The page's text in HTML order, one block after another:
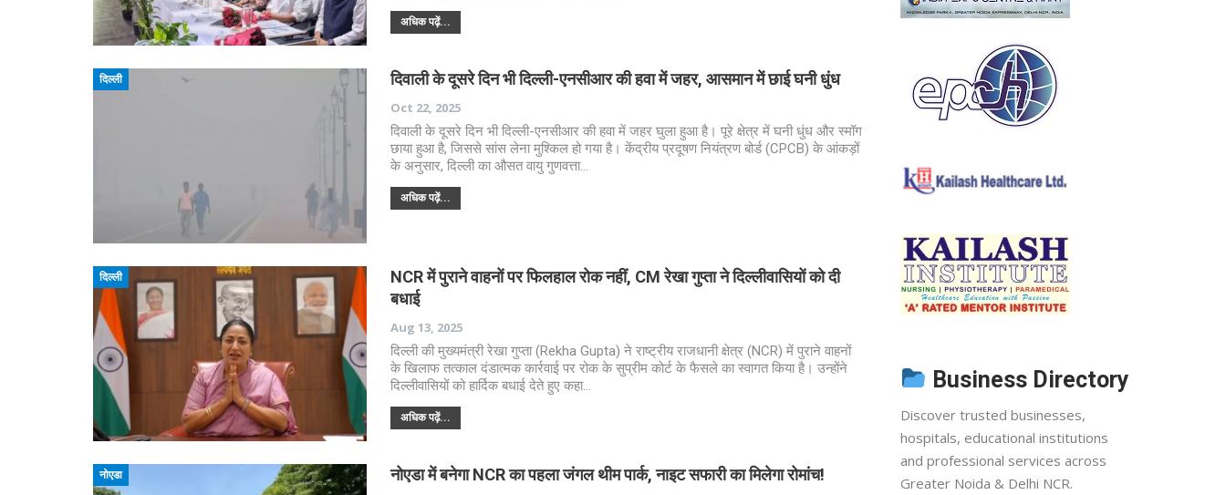
अधिक पढ़ें...
दिल्ली दिवाली के दूसरे दिन भी दिल्ली-एनसीआर की हवा में जहर, आसमान में छाई घनी धुंध
Oct 22, 2025
दिवाली के दूसरे दिन भी दिल्ली-एनसीआर की हवा में जहर घुला हुआ है। पूरे क्षेत्र में घनी धुंध और स्मॉग
छाया हुआ है, जिससे सांस लेना मुश्किल हो गया है। केंद्रीय प्रदूषण नियंत्रण बोर्ड (CPCB) के आंकड़ों
के अनुसार, दिल्ली का औसत वायु गुणवत्ता…
अधिक पढ़ें...
दिल्ली
NCR में पुराने वाहनों पर फिलहाल रोक नहीं, CM रेखा गुप्ता ने दिल्लीवासियों को दी
बधाई
Aug 13, 2025
दिल्ली की मुख्यमंत्री रेखा गुप्ता (Rekha Gupta) ने राष्ट्रीय राजधानी क्षेत्र (NCR) में पुराने वाहनों
के खिलाफ तत्काल दंडात्मक कार्रवाई पर रोक के सुप्रीम कोर्ट के फैसले का स्वागत किया है। उन्होंने
दिल्लीवासियों को हार्दिक बधाई देते हुए कहा…
अधिक पढ़ें...
नोएडा नोएडा में बनेगा NCR का पहला जंगल थीम पार्क, नाइट सफारी का मिलेगा रोमांच!
Business Directory
Discover trusted businesses,
hospitals, educational institutions
and professional services across
Greater Noida & Delhi NCR.